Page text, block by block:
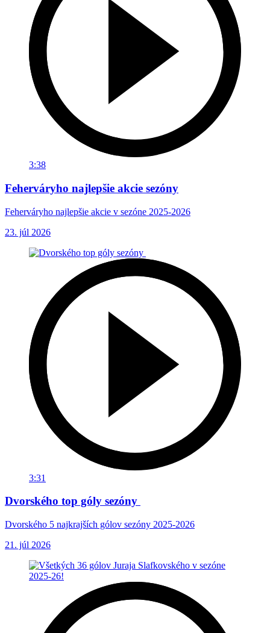
3:38
Feherváryho najlepšie akcie sezóny
Feherváryho najlepšie akcie v sezóne 2025-2026
23. júl 2026
3:31
Dvorského top góly sezóny
Dvorského 5 najkrajších gólov sezóny 2025-2026
21. júl 2026